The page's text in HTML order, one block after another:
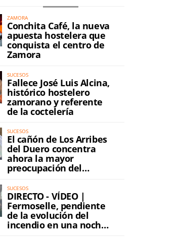
ZAMORA
Conchita Café, la nueva
apuesta hostelera que
conquista el centro de
Zamora
SUCESOS
Fallece José Luis Alcina,
histórico hostelero
zamorano y referente
de la coctelería
SUCESOS
El cañón de Los Arribes
del Duero concentra
ahora la mayor
preocupación del
incendio
SUCESOS
DIRECTO - VÍDEO |
Fermoselle, pendiente
de la evolución del
incendio en una noche